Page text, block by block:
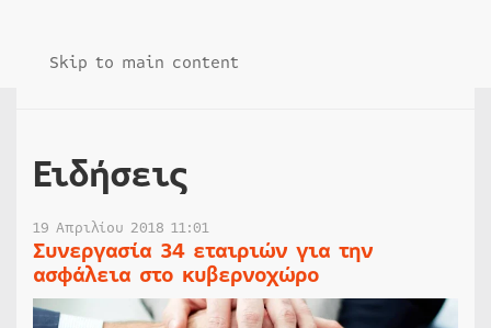
Skip to main content
Ειδήσεις
19 Απριλίου 2018 11:01
Συνεργασία 34 εταιριών για την
ασφάλεια στο κυβερνοχώρο